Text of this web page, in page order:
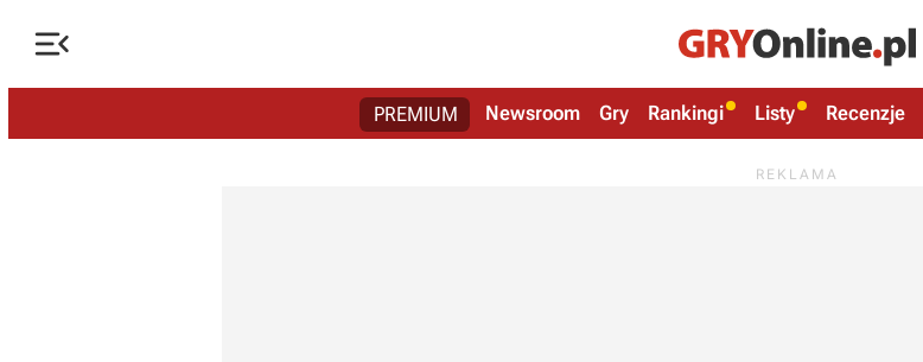

PREMIUM Newsroom Gry Rankingi Listy Recenzje